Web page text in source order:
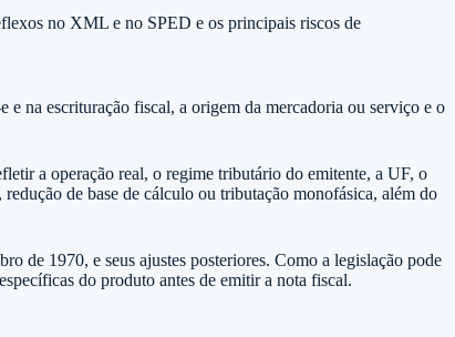
no XML e no SPED e os principais riscos de
na escrituração fiscal, a origem da mercadoria ou serviço e o
a operação real, o regime tributário do emitente, a UF, o
de base de cálculo ou tributação monofásica, além do
de 1970, e seus ajustes posteriores. Como a legislação pode
do produto antes de emitir a nota fiscal.